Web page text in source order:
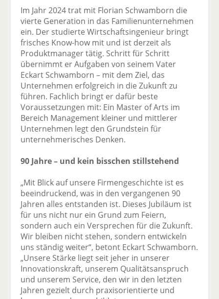
Im Jahr 2024 trat mit Florian Schwamborn die
vierte Generation in das Familienunternehmen
ein. Der studierte Wirtschaftsingenieur bringt
frisches Know-how mit und ist derzeit als
Produktmanager tätig. Schritt für Schritt
übernimmt er Aufgaben von seinem Vater
Eckart Schwamborn – mit dem Ziel, das
Unternehmen erfolgreich in die Zukunft zu
führen. Fachlich bringt er dafür beste
Voraussetzungen mit: Ein Master of Arts im
Bereich Management kleiner und mittlerer
Unternehmen legt den Grundstein für
unternehmerisches Denken.
90 Jahre – und kein bisschen stillstehend
„Mit Blick auf unsere Firmengeschichte ist es
beeindruckend, was in den vergangenen 90
Jahren alles entstanden ist. Dieses Jubiläum ist
für uns nicht nur ein Grund zum Feiern,
sondern auch ein Versprechen für die Zukunft.
Wir bleiben nicht stehen, sondern entwickeln
uns ständig weiter“, betont Eckart Schwamborn.
„Unsere Stärke liegt seit jeher in unserer
Innovationskraft, unserem Qualitätsanspruch
und unserem Service, den wir in den letzten
Jahren gezielt durch praxisorientierte und